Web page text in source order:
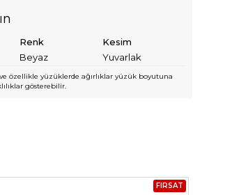
Renk
Kesim
Beyaz Yuvarlak
özellikle yüzüklerde ağırlıklar yüzük boyutuna
gösterebilir.
FIRSAT